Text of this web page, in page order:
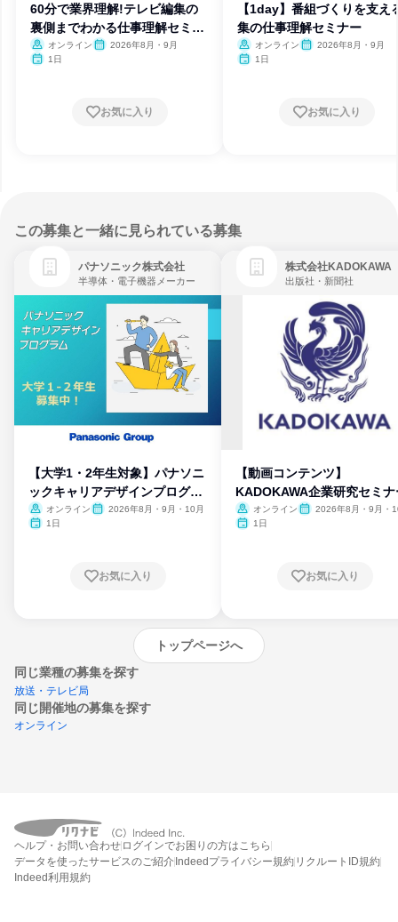
60分で業界理解!テレビ編集の
裏側までわかる仕事理解セミナ
ー
オンライン
2026年8月・9月
1日
お気に入り
【1day】番組づくりを支え
集の仕事理解セミナー
オンライン
2026年8月・9月
1日
お気に入り
この募集と一緒に見られている募集
パナソニック株式会社
半導体・電子機器メーカー
【大学1・2年生対象】パナソニ
ックキャリアデザインプログラ
ム
オンライン
2026年8月・9月・10月
1日
お気に入り
株式会社KADOKAWA
出版社・新聞社
【動画コンテンツ】
KADOKAWA企業研究セミナ
オンライン
2026年8月・9月・
1日
お気に入り
トップページへ
同じ業種の募集を探す
放送・テレビ局
同じ開催地の募集を探す
オンライン
エントリーするとプログラムの詳細案内を
受け取れるようになります
ヘルプ・お問い合わせ ログインでお困りの方はこちら
データを使ったサービスのご紹介 Indeedプライバシー規約 リクルートID規約
Indeed利用規約